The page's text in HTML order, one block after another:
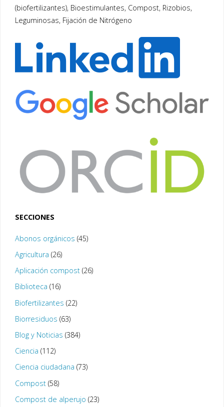
(biofertilizantes), Bioestimulantes, Compost, Rizobios,
Leguminosas, Fijación de Nitrógeno
SECCIONES
Abonos orgánicos (45)
Agricultura (26)
Aplicación compost(26)
Biblioteca (16)
Biofertilizantes (22)
Biorresiduos (63)
Blog y Noticias (384)
Ciencia (112)
Ciencia ciudadana (73)
Compost(58)
Compost de alperujo (23)